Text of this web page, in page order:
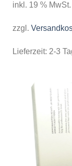
inkl. 19 % MwSt.
zzgl.
Lieferzeit: 2-3